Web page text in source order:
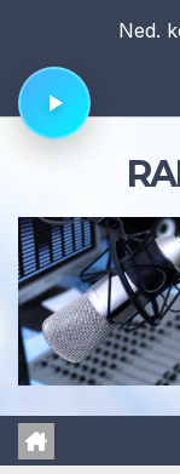
content
Ned.